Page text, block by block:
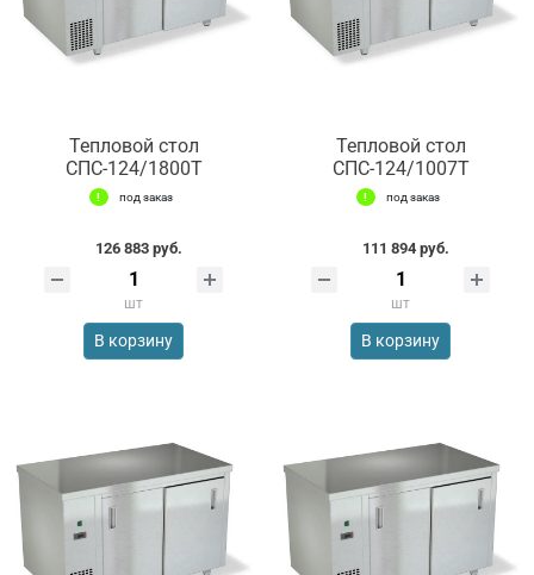
Тепловой стол
СПС-124/1800Т
под заказ
126 883 руб.
шт
В корзину
Тепловой стол
СПС-124/1007Т
под заказ
111 894 руб.
шт
В корзину